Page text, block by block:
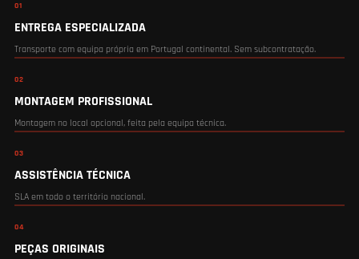
01
ENTREGA ESPECIALIZADA
Transporte com equipa própria em Portugal continental. Sem subcontratação.
02
MONTAGEM PROFISSIONAL
Montagem no local opcional, feita pela equipa técnica.
03
ASSISTÊNCIA TÉCNICA
SLA em todo o território nacional.
04
PEÇAS ORIGINAIS